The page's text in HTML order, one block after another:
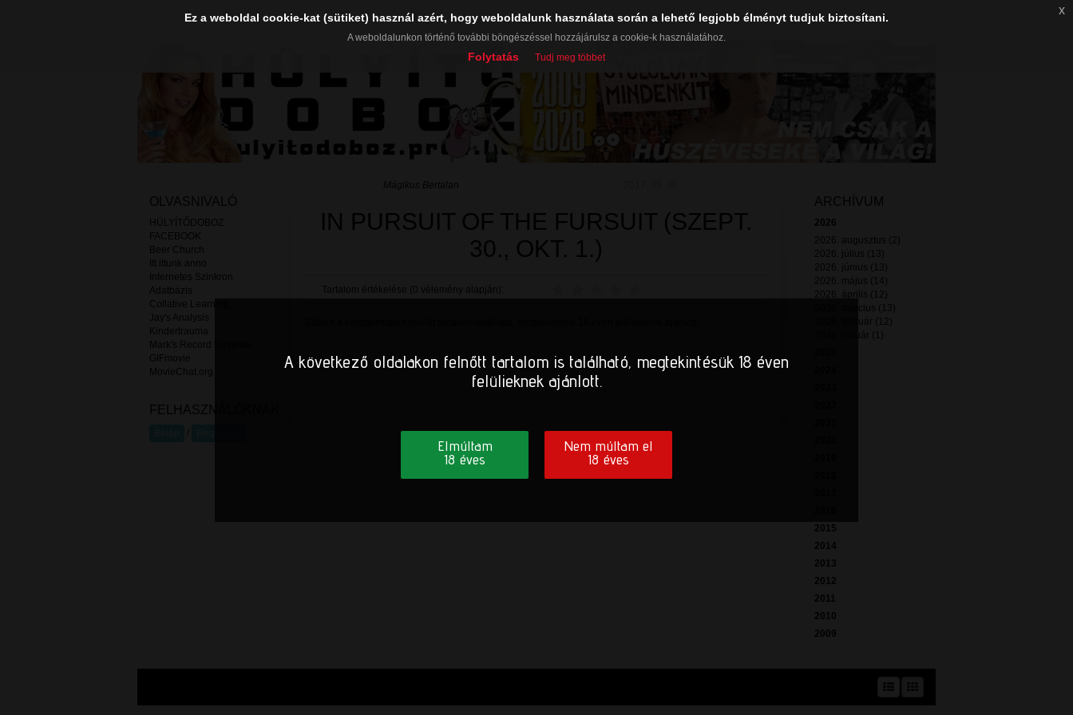
Mágikus Bertalan
IN PURSUIT OF THE FURSUIT (SZEPT.
30., OKT. 1.)
Tartalom értékelése (0 vélemény alapján):
OLVASNIVALÓ
HÜLYÍTŐDOBOZ
FACEBOOK
Beer Church
Itt ittunk anno
Internetes Szinkron
Adatbázis
Collative Learning
Jay's Analysis
Kindertrauma
Mark's Record Reviews
GIFmovie
MovieChat.org
FELHASZNÁLÓKNAK
ARCHÍVUM
2026
2026. augusztus (2)
2026. július (13)
2026. június (13)
2026. május (14)
2026. április (12)
2026. március (13)
2026. február (12)
2026. január (1)
2015
2014
2013
2012
2011
2010
2009
A következő oldalakon felnőtt tartalom is található, megtekintésük 18 éven
felülieknek ajánlott.
Elmúltam
18 éves
Nem múltam el
18 éves
Ez a weboldal cookie-kat (sütiket) használ azért, hogy weboldalunk használata során a lehető legjobb élményt tudjuk biztosítani.
A weboldalunkon történő további böngészéssel hozzájárulsz a cookie-k használatához.
Folytatás Tudj meg többet
x